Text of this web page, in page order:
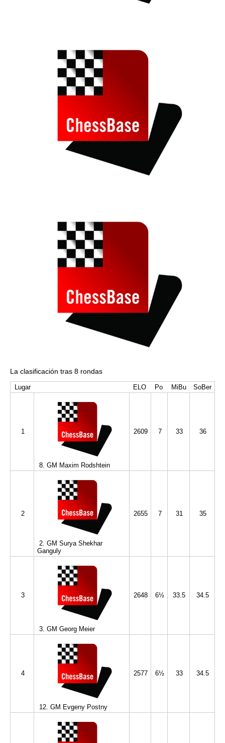
La clasificación tras 8 rondas
Lugar ELO Po MiBu SoBer
1
8. GM Maxim Rodshtein
2609 7 33 36
2
2. GM Surya Shekhar
Ganguly
2655 7 31 35
3
3. GM Georg Meier
2648 6½ 33.5 34.5
4
12. GM Evgeny Postny
2577 6½ 33 34.5